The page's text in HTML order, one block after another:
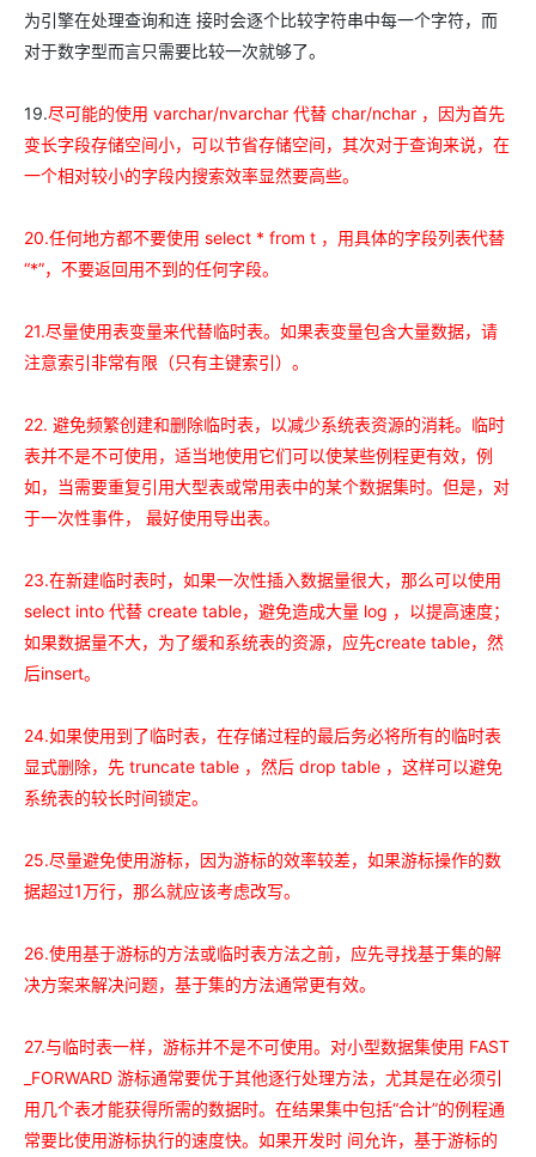
为引擎在处理查询和连 接时会逐个比较字符串中每一个字符，而
对于数字型而言只需要比较一次就够了。
19.尽可能的使用 varchar/nvarchar 代替 char/nchar ，因为首先
变长字段存储空间小，可以节省存储空间，其次对于查询来说，在
一个相对较小的字段内搜索效率显然要高些。
20.任何地方都不要使用 select * from t ，用具体的字段列表代替
“*”， 不要返回用不到的任何字段。
21.尽量使用表变量来代替临时表。如果表变量包含大量数据，请
注意索引非常有限（只有主键索引）。
22. 避免频繁创建和删除临时表，以减少系统表资源的消耗。临时
表并不是不可使用，适当地使用它们可以使某些例程更有效，例
如，当需要重复引用大型表或常用表中的某个数据集时。但是，对
于一次性事件， 最好使用导出表。
23.在新建临时表时，如果一次性插入数据量很大，那么可以使用
select into 代替 create table，避免造成大量 log ，以提高速度；
如果数据量不大，为了缓和系统表的资源，应先create table，然
后insert。
24.如果使用到了临时表，在存储过程的最后务必将所有的临时表
显式删除，先 truncate table ，然后 drop table ，这样可以避免
系统表的较长时间锁定。
25.尽量避免使用游标，因为游标的效率较差，如果游标操作的数
据超过1万行，那么就应该考虑改写。
26.使用基于游标的方法或临时表方法之前，应先寻找基于集的解
决方案来解决问题，基于集的方法通常更有效。
27.与临时表一样，游标并不是不可使用。对小型数据集使用 FAST
_FORWARD 游标通常要优于其他逐行处理方法，尤其是在必须引
用几个表才能获得所需的数据时。在结果集中包括“合计”的例程通
常要比使用游标执行的速度快。如果开发时 间允许，基于游标的